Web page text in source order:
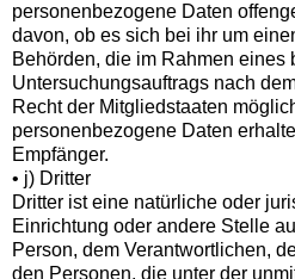
personenbezogene Daten
davon, ob es sich bei ihr um
Behörden, die im Rahmen eines
Untersuchungsauftrags nach
Recht der Mitgliedstaaten
personenbezogene Daten
Empfänger.
• j) Dritter
Dritter ist eine natürliche oder
Einrichtung oder andere Stelle
Person, dem Verantwortlichen,
den Personen, die unter der